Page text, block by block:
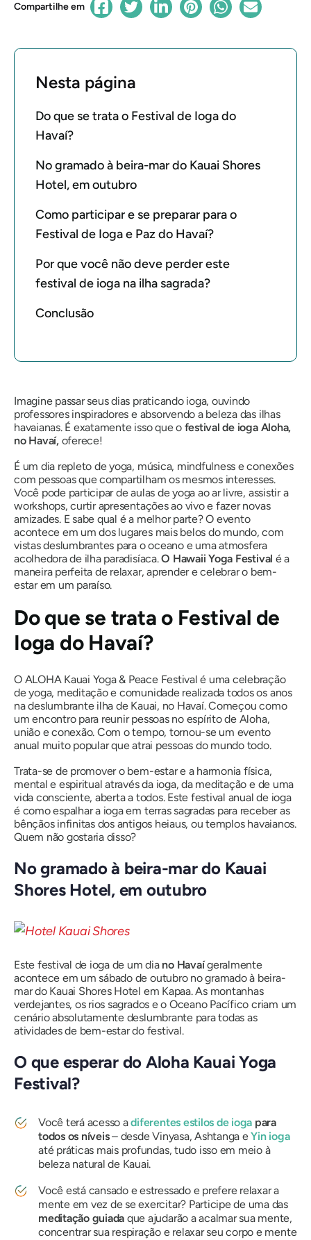
Compartilhe em
Nesta página
Do que se trata o Festival de Ioga do
Havaí?
No gramado à beira-mar do Kauai Shores
Hotel, em outubro
Como participar e se preparar para o
Festival de Ioga e Paz do Havaí?
Por que você não deve perder este
festival de ioga na ilha sagrada?
Conclusão
Imagine passar seus dias praticando ioga, ouvindo
professores inspiradores e absorvendo a beleza das ilhas
havaianas. É exatamente isso que o festival de ioga Aloha,
no Havaí,oferece!
É um dia repleto de yoga, música, mindfulness e conexões
com pessoas que compartilham os mesmos interesses.
Você pode participar de aulas de yoga ao ar livre, assistir a
workshops, curtir apresentações ao vivo e fazer novas
amizades. E sabe qual é a melhor parte? O evento
acontece em um dos lugares mais belos do mundo, com
vistas deslumbrantes para o oceano e uma atmosfera
acolhedora de ilha paradisíaca.O Hawaii Yoga Festival é a
maneira perfeita de relaxar, aprender e celebrar o bem-
estar em um paraíso.
Do que se trata o Festival de
Ioga do Havaí?
O ALOHA Kauai Yoga & Peace Festival é uma celebração
de yoga, meditação e comunidade realizada todos os anos
na deslumbrante ilha de Kauai, no Havaí. Começou como
um encontro para reunir pessoas no espírito de Aloha,
união e conexão. Com o tempo, tornou-se um evento
anual muito popular que atrai pessoas do mundo todo.
Trata-se de promover o bem-estar e a harmonia física,
mental e espiritual através da ioga, da meditação e de uma
vida consciente, aberta a todos. Este festival anual de ioga
é como espalhar a ioga em terras sagradas para receber as
bênçãos infinitas dos antigos heiaus, ou templos havaianos.
Quem não gostaria disso?
No gramado à beira-mar do Kauai
Shores Hotel, em outubro
Este festival de ioga de um dia no Havaígeralmente
acontece em um sábado de outubro no gramado à beira-
mar do Kauai Shores Hotel em Kapaa. As montanhas
verdejantes, os rios sagrados e o Oceano Pacífico criam um
cenário absolutamente deslumbrante para todas as
atividades de bem-estar do festival.
O que esperar do Aloha Kauai Yoga
Festival?
Você terá acesso adiferentes estilos de ioga para
todos os níveis– desde Vinyasa, Ashtanga eYin ioga
até práticas mais profundas, tudo isso em meio à
beleza natural de Kauai.
Você está cansado e estressado e prefere relaxar a
mente em vez de se exercitar? Participe de uma das
meditação guiada que ajudarão a acalmar sua mente,
concentrar sua respiração e relaxar seu corpo e mente